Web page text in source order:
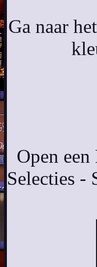
Ga naar
Open
Selecties -